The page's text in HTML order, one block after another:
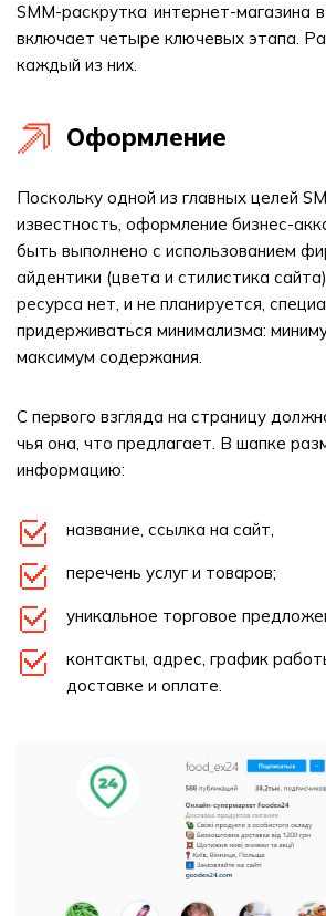
SMM-раскрутка интернет-магазина
включает четыре ключевых этапа.
каждый из них.
Оформление
Поскольку одной из главных целей
известность, оформление бизнес-
быть выполнено с использованием
айдентики (цвета и стилистика
ресурса нет, и не планируется,
придерживаться минимализма:
максимум содержания.
С первого взгляда на страницу
чья она, что предлагает. В шапке
информацию:
название, ссылка на сайт,
перечень услуг и товаров;
уникальное торговое
контакты, адрес, график
доставке и оплате.